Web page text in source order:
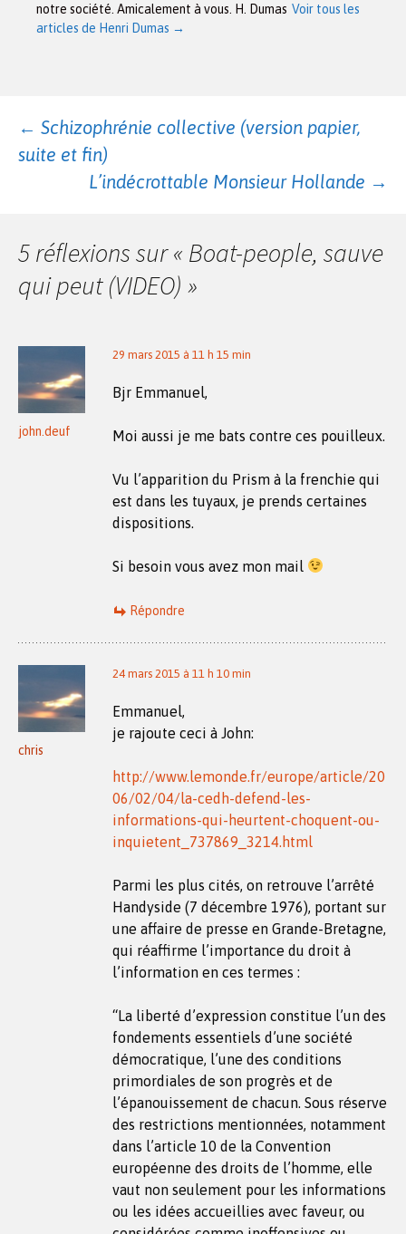
notre société. Amicalement à vous. H. Dumas Voir tous les
articles de Henri Dumas →
Navigation
articles
← Schizophrénie collective (version papier,
suite et fin)
L’indécrottable Monsieur Hollande →
5 réflexions sur « Boat-people, sauve
qui peut (VIDEO) »
john.deuf
29 mars 2015 à 11 h 15 min
Bjr Emmanuel,
Moi aussi je me bats contre ces pouilleux.
Vu l’apparition du Prism à la frenchie qui
est dans les tuyaux, je prends certaines
dispositions.
Si besoin vous avez mon mail
Répondre
chris
24 mars 2015 à 11 h 10 min
Emmanuel,
je rajoute ceci à John:
http://www.lemonde.fr/europe/article/20
06/02/04/la-cedh-defend-les-
informations-qui-heurtent-choquent-ou-
inquietent_737869_3214.html
Parmi les plus cités, on retrouve l’arrêté
Handyside (7 décembre 1976), portant sur
une affaire de presse en Grande-Bretagne,
qui réaffirme l’importance du droit à
l’information en ces termes :
“La liberté d’expression constitue l’un des
fondements essentiels d’une société
démocratique, l’une des conditions
primordiales de son progrès et de
l’épanouissement de chacun. Sous réserve
des restrictions mentionnées, notamment
dans l’article 10 de la Convention
européenne des droits de l’homme, elle
vaut non seulement pour les informations
ou les idées accueillies avec faveur, ou